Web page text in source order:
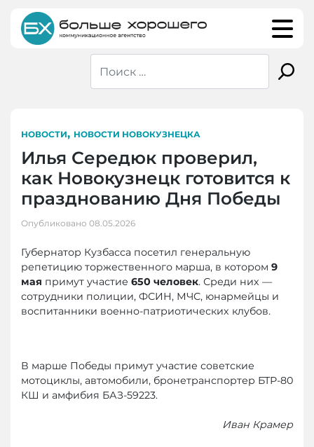
content
НОВОСТИ, НОВОСТИ НОВОКУЗНЕЦКА
Илья Середюк проверил,
как Новокузнецк готовится к
празднованию Дня Победы
Опубликовано 08.05.2026
Губернатор Кузбасса посетил генеральную
репетицию торжественного марша, в котором 9
мая примут участие 650 человек. Среди них —
сотрудники полиции, ФСИН, МЧС, юнармейцы и
воспитанники военно-патриотических клубов.
В марше Победы примут участие советские
мотоциклы, автомобили, бронетранспортер БТР-80
КШ и амфибия БАЗ-59223.
Иван Крамер